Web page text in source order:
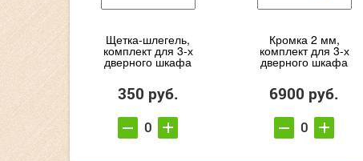
Щетка-шлегель,
комплект для 3-х
дверного шкафа
350 руб.
Кромка 2 мм,
комплект для 3-х
дверного шкафа
6900 руб.